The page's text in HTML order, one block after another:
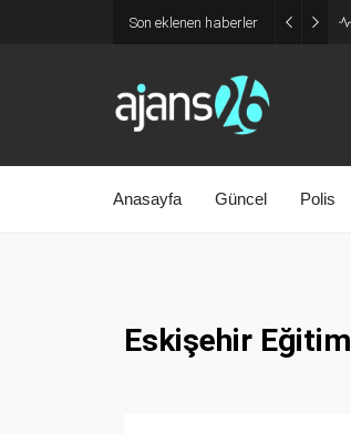
Son eklenen haberler
Anasayfa Güncel Polis
Eskişehir Eğitim